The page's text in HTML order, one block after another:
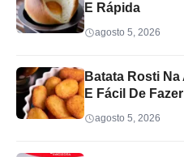
E Rápida
agosto 5, 2026
Batata Rosti
E Fácil De Fazer
agosto 5, 2026